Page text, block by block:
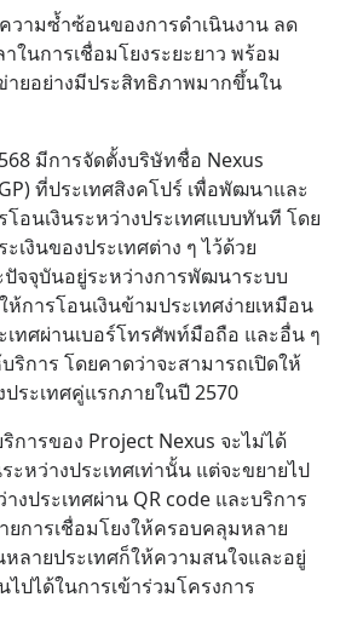
ามซ้ำซ้อนของการดำเนินงาน ลด
ในการเชื่อมโยงระยะยาว พร้อม
ายอย่างมีประสิทธิภาพมากขึ้นใน
มีการจัดตั้งบริษัทชื่อ Nexus
ที่ประเทศสิงคโปร์ เพื่อพัฒนาและ
โอนเงินระหว่างประเทศแบบทันที โดย
เงินของประเทศต่าง ๆ ไว้ด้วย
ปัจจุบันอยู่ระหว่างการพัฒนาระบบ
ห้การโอนเงินข้ามประเทศง่ายเหมือน
เทศผ่านเบอร์โทรศัพท์มือถือ และอื่น ๆ
ริการ โดยคาดว่าจะสามารถเปิดให้
ระเทศคู่แรกภายในปี 2570
ารของ Project Nexus จะไม่ได้
ะหว่างประเทศเท่านั้น แต่จะขยายไป
งประเทศผ่าน QR code และบริการ
ยการเชื่อมโยงให้ครอบคลุมหลาย
ลายประเทศก็ให้ความสนใจและอยู่
ปได้ในการเข้าร่วมโครงการ